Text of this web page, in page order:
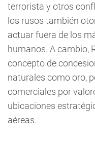
terrorista y otros
los rusos también
actuar fuera de los
humanos. A cambio,
concepto de
naturales como oro,
comerciales por
ubicaciones
aéreas.